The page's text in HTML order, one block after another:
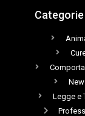
Legge e